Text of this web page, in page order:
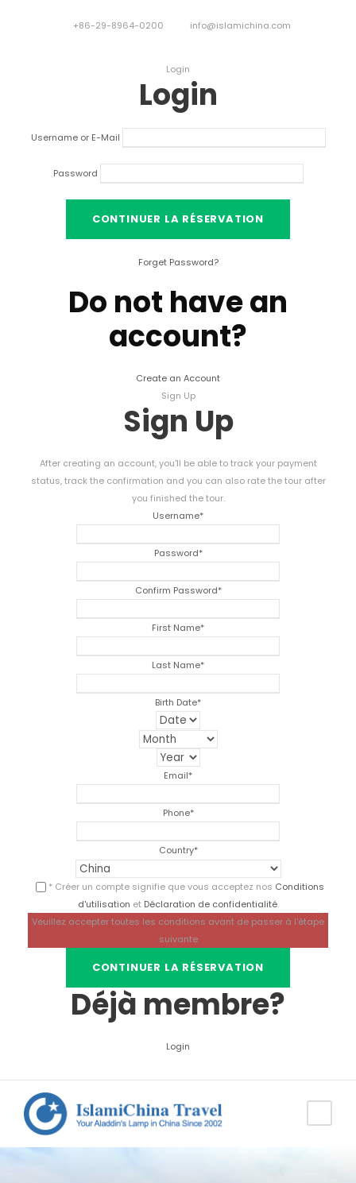
+86-29-8964-0200 info@islamichina.com
Login
Login
Username or E-Mail
Password
Forget Password?
Do not have an
account?
Create an Account
Sign Up
Sign Up
After creating an account,you'll be able to track your payment
status,track the confirmation and you can also rate the tour after
you finished the tour.
Username*
Password*
Confirm Password*
First Name*
Last Name*
Birth Date*
Email*
Phone*
Country*
* Créer un compte signifie que vous acceptez nos Conditions
d'utilisation et Déclaration de confidentialité.
Veuillez accepter toutes les conditions avant de passer à l'étape
suivante
Déjà membre?
Login